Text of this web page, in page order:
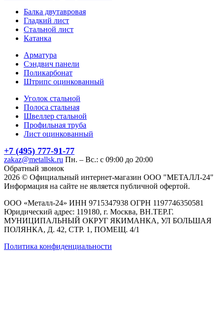
Балка двутавровая
Гладкий лист
Стальной лист
Катанка
Арматура
Сэндвич панели
Поликарбонат
Штрипс оцинкованный
Уголок стальной
Полоса стальная
Швеллер стальной
Профильная труба
Лист оцинкованный
+7 (495) 777-91-77
zakaz@metallsk.ru Пн. – Вс.: с 09:00 до 20:00
Обратный звонок
2026 © Официальный интернет-магазин ООО "МЕТАЛЛ-24"
Информация на сайте не является публичной офертой.
ООО «Металл-24» ИНН 9715347938 ОГРН 1197746350581
Юридический адрес: 119180, г. Москва, ВН.ТЕР.Г.
МУНИЦИПАЛЬНЫЙ ОКРУГ ЯКИМАНКА, УЛ БОЛЬШАЯ
ПОЛЯНКА, Д. 42, СТР. 1, ПОМЕЩ. 4/1
Политика конфиденциальности